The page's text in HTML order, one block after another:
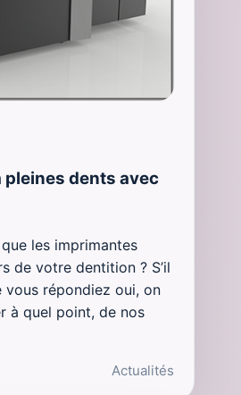
pleines dents avec
les imprimantes
de votre dentition ? S’il
répondiez oui, on
à quel point, de nos
Actualités